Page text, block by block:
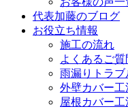
代表加藤のブログ
お役立ち情報
施工の流れ
よくあるご質
雨漏りトラブ
外壁カバー
屋根カバー